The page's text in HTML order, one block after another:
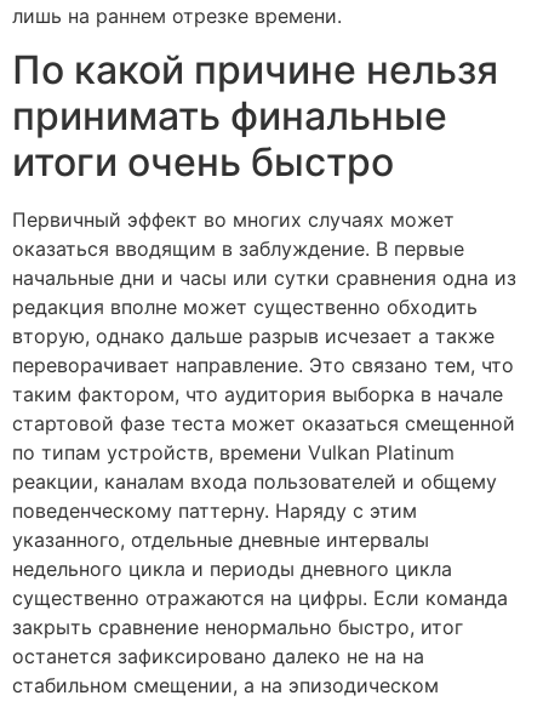
лишь на раннем отрезке времени.
По какой причине нельзя
принимать финальные
итоги очень быстро
Первичный эффект во многих случаях может
оказаться вводящим в заблуждение. В первые
начальные дни и часы или сутки сравнения одна из
редакция вполне может существенно обходить
вторую, однако дальше разрыв исчезает а также
переворачивает направление. Это связано тем, что
таким фактором, что аудитория выборка в начале
стартовой фазе теста может оказаться смещенной
по типам устройств, времени Vulkan Platinum
реакции, каналам входа пользователей и общему
поведенческому паттерну. Наряду с этим
указанного, отдельные дневные интервалы
недельного цикла и периоды дневного цикла
существенно отражаются на цифры. Если команда
закрыть сравнение ненормально быстро, итог
останется зафиксировано далеко не на на
стабильном смещении, а на эпизодическом